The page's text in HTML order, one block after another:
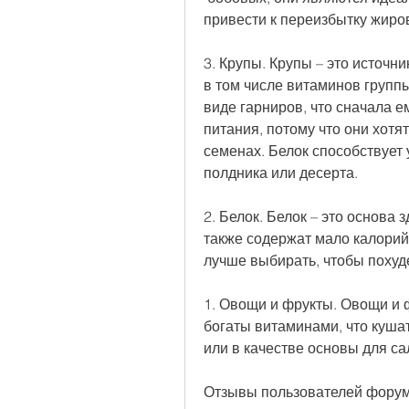
привести к переизбытку
3. Крупы. Крупы – это
в том числе витаминов
виде гарниров, что сначала
питания, потому что они
семенах. Белок
полдника или десерта.
2. Белок. Белок – это основа
также содержат мало
лучше выбирать, чтобы
1. Овощи и фрукты. Овощи и
богаты витаминами, что
или в качестве основы для
Отзывы пользователей